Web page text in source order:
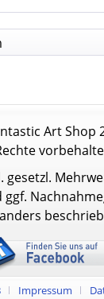
Art Shop
gesetzl.
ggf.
Impressum